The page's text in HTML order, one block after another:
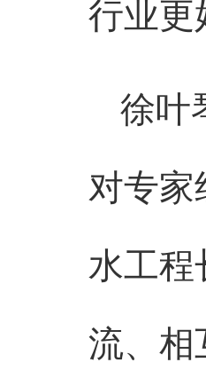
行业更
徐叶
对专家
水工程
流、相